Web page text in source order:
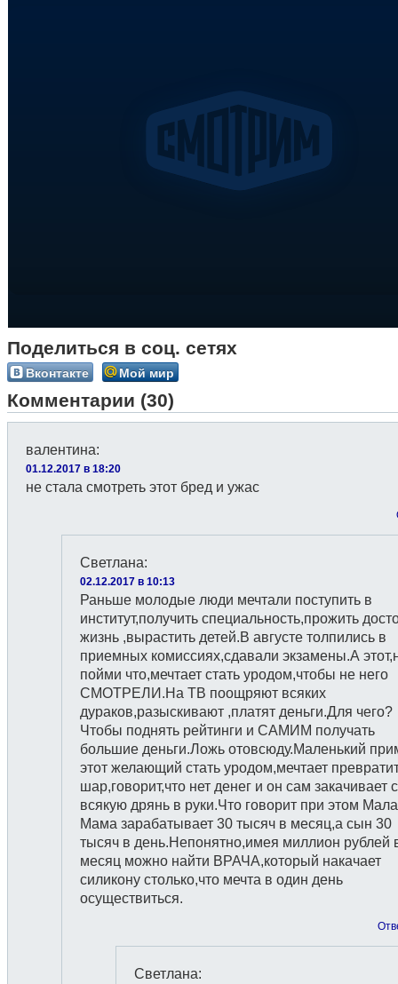
Поделиться в соц. сетях
Вконтакте Мой мир
Комментарии (30)
валентина:
01.12.2017 в 18:20
не стала смотреть этот бред и ужас
Светлана:
02.12.2017 в 10:13
Раньше молодые люди мечтали поступить в
институт,получить специальность,прожить
жизнь ,вырастить детей.В августе толпились в
приемных комиссиях,сдавали экзамены.А
пойми что,мечтает стать уродом,чтобы не него
СМОТРЕЛИ.На ТВ поощряют всяких
дураков,разыскивают ,платят деньги.Для чего?
Чтобы поднять рейтинги и САМИМ получать
большие деньги.Ложь отовсюду.Маленький
этот желающий стать уродом,мечтает
шар,говорит,что нет денег и он сам закачивает
всякую дрянь в руки.Что говорит при этом
Мама зарабатывает 30 тысяч в месяц,а сын 30
тысяч в день.Непонятно,имея миллион рублей
месяц можно найти ВРАЧА,который накачает
силикону столько,что мечта в один день
осуществиться.
Светлана: